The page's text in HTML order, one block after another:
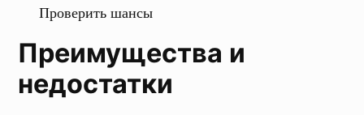
Проверить шансы
Преимущества и
недостатки